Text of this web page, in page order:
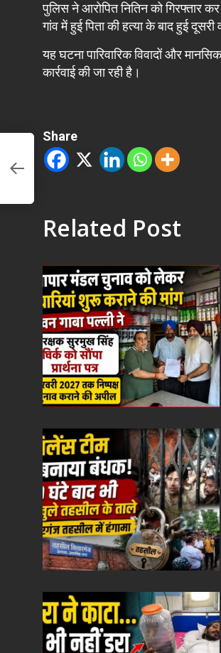
पुलिस ने आरोपित नितिन को गिरफ्तार
गांव में हुई पिता की हत्या के बाद हुई
यह घटना पारिवारिक विवादों और
कार्रवाई की जा रही है।
Share
Related Post